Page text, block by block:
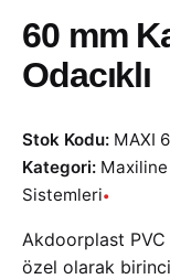
60 mm
Odacıklı
Stok Kodu: MAXI
Kategori:
Sistemleri
Akdoorplast
özel olarak